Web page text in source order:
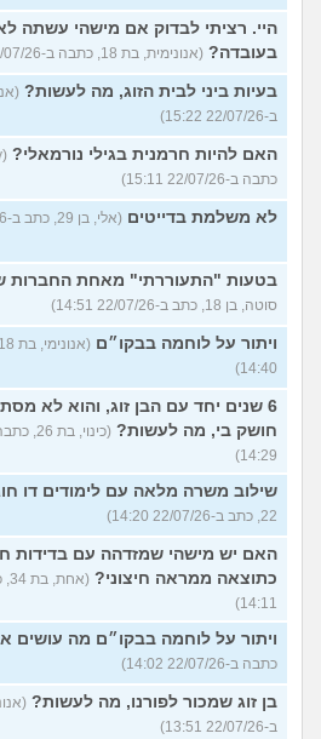
היי. רציתי לבדוק אם מישהי עשתה
בעובדה? (אנונימית, בת 18, כתבה ב-22/07/26 15:31)
בעיות ביני לבית הזוג, מה לעשות?
ב-22/07/26 15:22)
האם להיות חרמנית בגילי נורמאלי?
כתבה ב-22/07/26 15:11)
לא משלמת בדייטים (אלי, בן 29, כתב ב-22/07/26 15:00)
בטעות "התעוררתי" מאחת החברות
סוטה, בן 18, כתב ב-22/07/26 14:51)
ויתור על לוחמה בבקו״ם
14:40)
6 שנים יחד עם הבן זוג, והוא לא
חושק בי, מה לעשות?
14:29)
שילוב משרה מלאה עם לימודים דו
22, כתב ב-22/07/26 14:20)
האם יש מישהי שמזדהה עם בדידות
כתוצאה ממראה חיצוני?
14:11)
ויתור על לוחמה בבקו״ם מה עושים
כתבה ב-22/07/26 14:02)
בן זוג שמכור לפורנו, מה לעשות?
ב-22/07/26 13:51)